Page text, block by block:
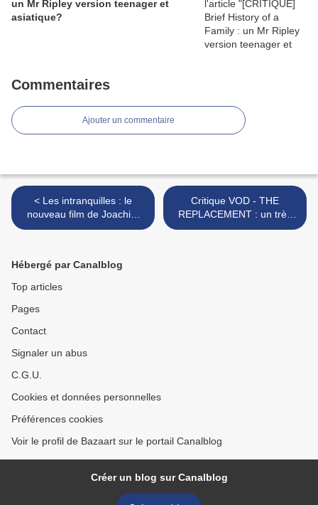
un Mr Ripley version teenager et
asiatique?
Commentaires
Ajouter un commentaire
< Les intranquilles : le
nouveau film de Joachim
Lafosse bientôt en DVD
Critique VOD - THE
REPLACEMENT : un très
bon polar espagnol inédit
Hébergé par Canalblog
Top articles
Pages
Contact
Signaler un abus
C.G.U.
Cookies et données personnelles
Préférences cookies
Voir le profil de Bazaart sur le portail Canalblog
Créer un blog sur Canalblog